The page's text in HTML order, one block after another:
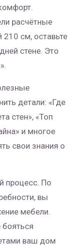
расчётные
см, оставьте
стене. Это
детали: «Где
стен», «Топ
и многое
свои знания о
процесс. По
вы
мебели.
бояться
ваш дом